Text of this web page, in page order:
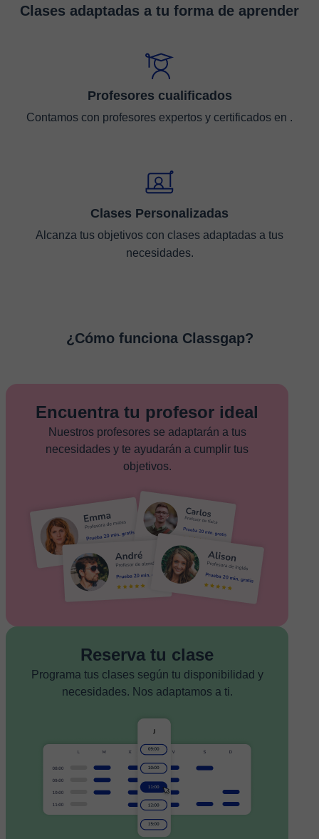
Clases adaptadas a tu forma de aprender
Profesores cualificados
Contamos con profesores expertos y certificados en .
Clases Personalizadas
Alcanza tus objetivos con clases adaptadas a tus
necesidades.
¿Cómo funciona Classgap?
Encuentra tu profesor ideal
Nuestros profesores se adaptarán a tus
necesidades y te ayudarán a cumplir tus
objetivos.
Reserva tu clase
Programa tus clases según tu disponibilidad y
necesidades. Nos adaptamos a ti.